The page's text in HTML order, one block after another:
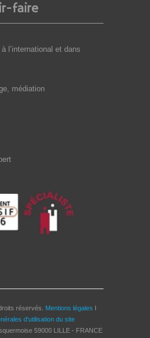
faire
l’international et dans
médiation
réservés. Mentions légales I
d'utilisation du site
59000 LILLE - FRANCE